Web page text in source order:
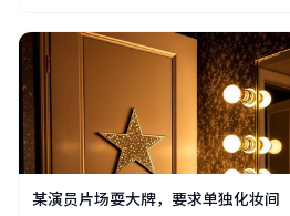
某演员片场耍大牌，要求单独化妆间